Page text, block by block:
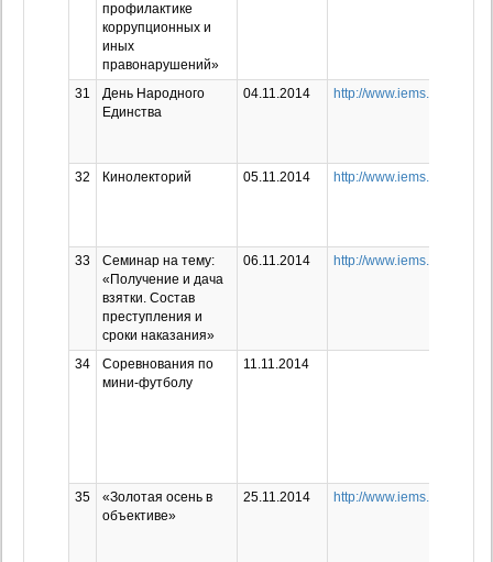
профилактике
коррупционных и
иных
правонарушений»
31
День Народного
Единства
04.11.2014 http://www.iems.ru/news/
32 Кинолекторий 05.11.2014 http://www.iems.ru/news/
33
Семинар на тему:
«Получение и дача
взятки. Состав
преступления и
сроки наказания»
06.11.2014 http://www.iems.ru/news/
34
Соревнования по
мини-футболу
11.11.2014
35
«Золотая осень в
объективе»
25.11.2014 http://www.iems.ru/news/